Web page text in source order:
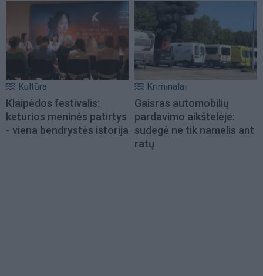
Kultūra
Klaipėdos festivalis:
keturios meninės patirtys
- viena bendrystės istorija
Kriminalai
Gaisras automobilių
pardavimo aikštelėje:
sudegė ne tik namelis ant
ratų